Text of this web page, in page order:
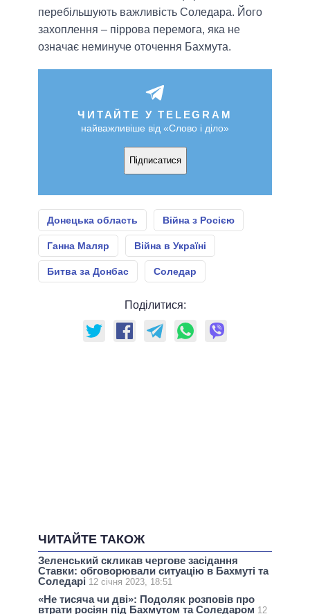
перебільшують важливість Соледара. Його
захоплення – піррова перемога, яка не
означає неминуче оточення Бахмута.
ЧИТАЙТЕ У TELEGRAM
найважливіше від «Слово і діло»
Підписатися
Донецька область Війна з Росією
Ганна Маляр Війна в Україні
Битва за Донбас Соледар
Поділитися:
ЧИТАЙТЕ ТАКОЖ
Зеленський скликав чергове засідання
Ставки: обговорювали ситуацію в Бахмуті та
Соледарі 12 січня 2023, 18:51
«Не тисяча чи дві»: Подоляк розповів про
втрати росіян під Бахмутом та Соледаром 12